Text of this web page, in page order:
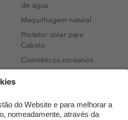
de água
Maquilhagem natural
Protetor solar para
Cabelo
Cosméticos coreanos
Perfumes árabes
Novidades